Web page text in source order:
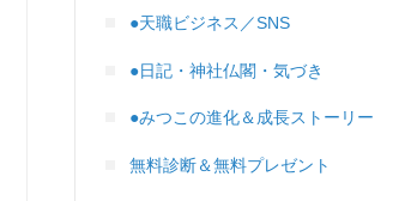
●天職ビジネス／SNS
●日記・神社仏閣・気づき
●みつこの進化＆成長ストーリー
無料診断＆無料プレゼント